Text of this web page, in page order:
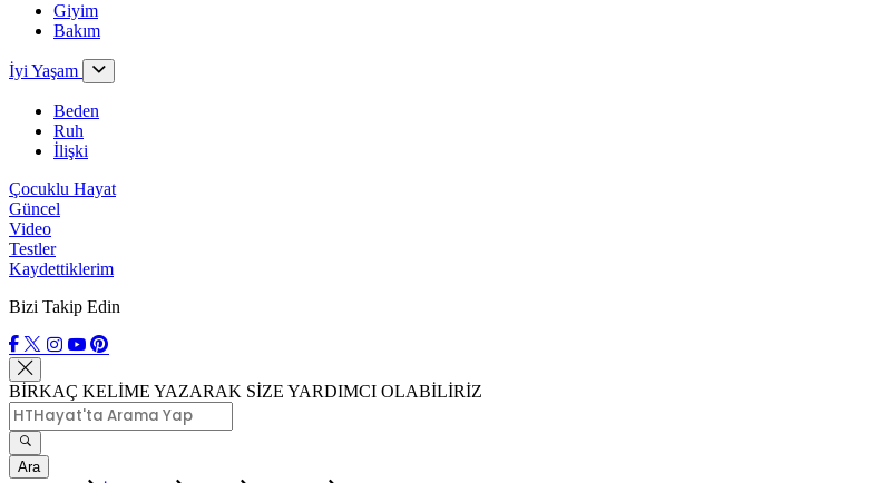
Giyim
Bakım
İyi Yaşam
Beden
Ruh
İlişki
Çocuklu Hayat
Güncel
Video
Testler
Kaydettiklerim
Bizi Takip Edin
BİRKAÇ KELİME YAZARAK SİZE YARDIMCI OLABİLİRİZ
Ara